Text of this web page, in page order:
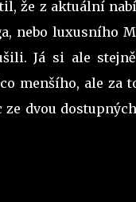
že z aktuální
nebo luxusního
Já si ale
menšího, ale za
ze dvou